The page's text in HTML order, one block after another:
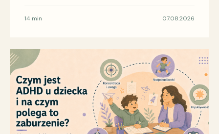
14 min 07.08.2026